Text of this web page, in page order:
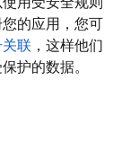
的应用，您可
联 ，这样他们
护的数据。